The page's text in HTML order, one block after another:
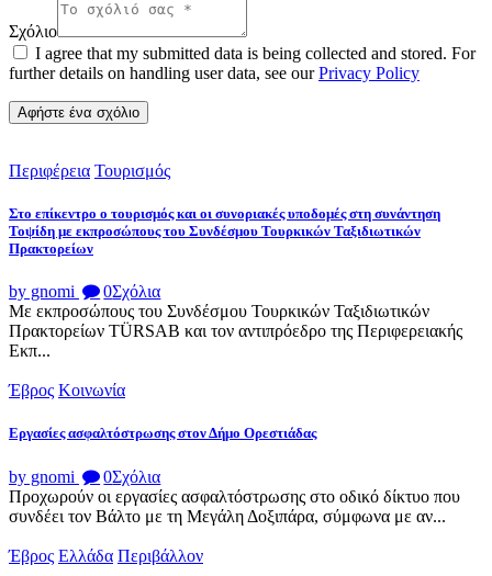
Σχόλιο
I agree that my submitted data is being collected and stored. For
further details on handling user data, see ourPrivacy Policy
Περιφέρεια Τουρισμός
Στο επίκεντρο ο τουρισμός και οι συνοριακές υποδομές στη συνάντηση
Τοψίδη με εκπροσώπους του Συνδέσμου Τουρκικών Ταξιδιωτικών
Πρακτορείων
by gnomi 0Σχόλια
Με εκπροσώπους του Συνδέσμου Τουρκικών Ταξιδιωτικών
Πρακτορείων TÜRSAB και τον αντιπρόεδρο της Περιφερειακής
Εκπ...
Έβρος Κοινωνία
Εργασίες ασφαλτόστρωσης στον Δήμο Ορεστιάδας
by gnomi 0Σχόλια
Προχωρούν οι εργασίες ασφαλτόστρωσης στο οδικό δίκτυο που
συνδέει τον Βάλτο με τη Μεγάλη Δοξιπάρα, σύμφωνα με αν...
Έβρος Ελλάδα Περιβάλλον